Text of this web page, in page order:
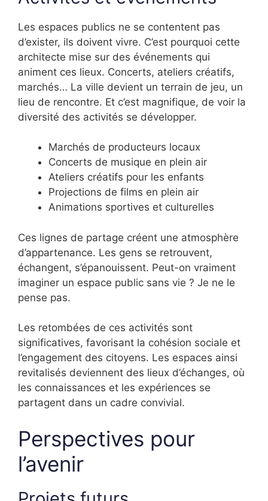
Les espaces publics ne se contentent pas
d’exister, ils doivent vivre. C’est pourquoi cette
architecte mise sur des événements qui
animent ces lieux. Concerts, ateliers créatifs,
marchés… La ville devient un terrain de jeu, un
lieu de rencontre. Et c’est magnifique, de voir la
diversité des activités se développer.
Marchés de producteurs locaux
Concerts de musique en plein air
Ateliers créatifs pour les enfants
Projections de films en plein air
Animations sportives et culturelles
Ces lignes de partage créent une atmosphère
d’appartenance. Les gens se retrouvent,
échangent, s’épanouissent. Peut-on vraiment
imaginer un espace public sans vie ? Je ne le
pense pas.
Les retombées de ces activités sont
significatives, favorisant la cohésion sociale et
l’engagement des citoyens. Les espaces ainsi
revitalisés deviennent des lieux d’échanges, où
les connaissances et les expériences se
partagent dans un cadre convivial.
Perspectives pour
l’avenir